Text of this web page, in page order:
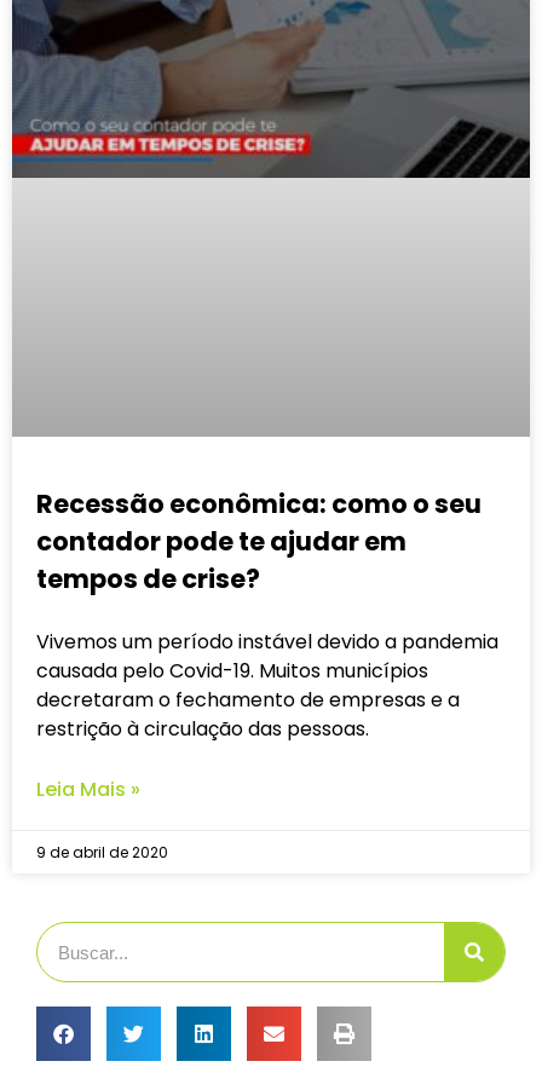
Recessão econômica: como o seu
contador pode te ajudar em
tempos de crise?
Vivemos um período instável devido a pandemia
causada pelo Covid-19. Muitos municípios
decretaram o fechamento de empresas e a
restrição à circulação das pessoas.
Leia Mais »
9 de abril de 2020